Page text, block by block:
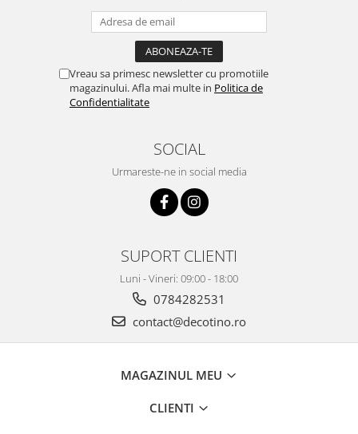
Vreau sa primesc newsletter cu promotiile
magazinului. Afla mai multe in Politica de
Confidentialitate
SOCIAL
Urmareste-ne in social media
SUPORT CLIENTI
Luni - Vineri: 09:00 - 18:00
0784282531
contact@decotino.ro
MAGAZINUL MEU
CLIENTI